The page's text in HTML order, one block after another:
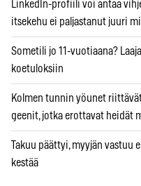
LinkedIn-profiili voi antaa
itsekehu ei paljastanut juuri
Sometili jo 11-vuotiaana?
koetuloksiin
Kolmen tunnin yöunet
geenit, jotka erottavat heidät
Takuu päättyi, myyjän vastuu
kestää